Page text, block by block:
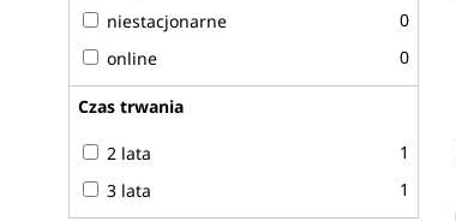
niestacjonarne
0
online
0
Czas trwania
2 lata
1
3 lata
1